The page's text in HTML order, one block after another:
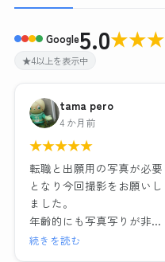
Google5.0★★★
★4以上を表示中
tama pero
4 か月前
★★★★★
転職と出願用の写真が必要
となり今回撮影をお願いし
ました。
年齢的にも写真写りが非常
に気になるため、お店の比
続きを読む